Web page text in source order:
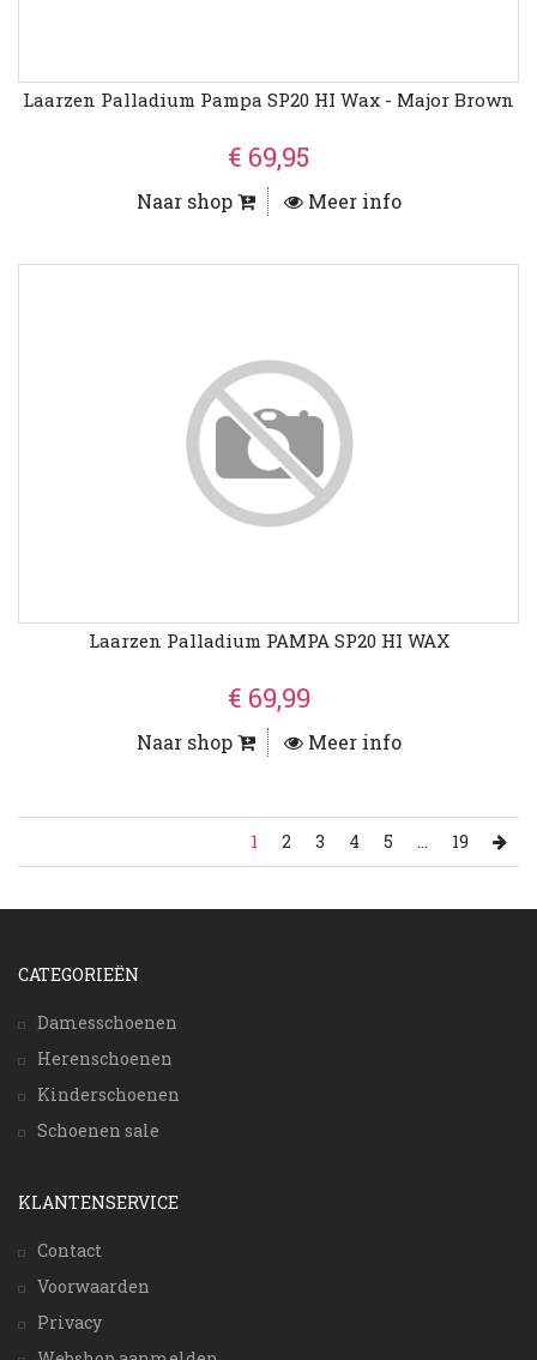
Laarzen Palladium Pampa SP20 HI Wax - Major Brown
€ 69,95
Naar shop Meer info
Laarzen Palladium PAMPA SP20 HI WAX
€ 69,99
Naar shop Meer info
1 2 3 4 5 ... 19
CATEGORIEËN
Damesschoenen
Herenschoenen
Kinderschoenen
Schoenen sale
KLANTENSERVICE
Contact
Voorwaarden
Privacy